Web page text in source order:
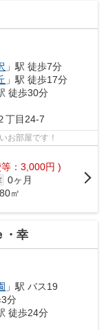
」駅 徒歩7分
」駅 徒歩17分
徒歩30分
丁目24-7
お部屋です！
：3,000円 )
0ヶ月
㎡
・幸
」駅 バス19
分
徒歩24分